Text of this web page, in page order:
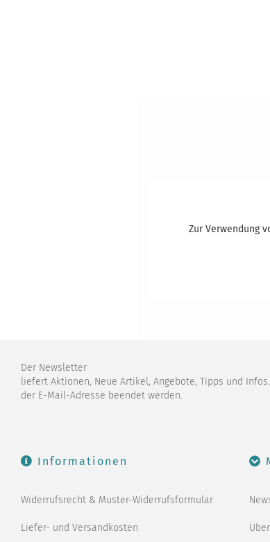
Zur Verwendung
Der Newsletter
liefert Aktionen, Neue Artikel, Angebote, Tipps und
der E-Mail-Adresse beendet werden.
Informationen
Widerrufsrecht & Muster-Widerrufsformular
Liefer- und Versandkosten